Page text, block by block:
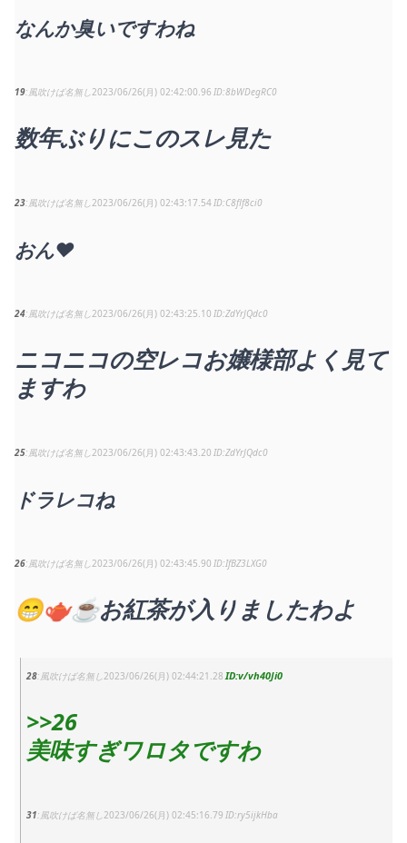
なんか臭いですわね
19 風吹けば名無し 2023/06/26(月) 02:42:00.96 8bWDegRC0
数年ぶりにこのスレ見た
23 風吹けば名無し 2023/06/26(月) 02:43:17.54 C8flf8ci0
おん❤
24 風吹けば名無し 2023/06/26(月) 02:43:25.10 ZdYrJQdc0
ニコニコの空レコお嬢様部よく見て
ますわ
25 風吹けば名無し 2023/06/26(月) 02:43:43.20 ZdYrJQdc0
ドラレコね
26 風吹けば名無し 2023/06/26(月) 02:43:45.90 IfBZ3LXG0
😁🫖☕お紅茶が入りましたわよ
28 風吹けば名無し 2023/06/26(月) 02:44:21.28 v/vh40Ji0
>>26
美味すぎワロタですわ
31 風吹けば名無し 2023/06/26(月) 02:45:16.79 ry5ijkHba